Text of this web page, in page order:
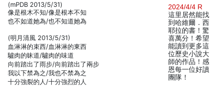
(mPDB 2013/5/31)
像是根木不知/像是根本不知
也不如道她為/也不知道她為
(明月清風 2013/5/31)
血淋淋的束西/血淋淋的東西
驢肉的昧道/驢肉的味道
向前踏出了雨步/向前踏出了兩步
我以下禁為之/我也不禁為之
十分強裂的人/十分強烈的人
2024/4/4 R
這里居然能找
到哈維爾．西
耶拉的書！驚
喜萬分！希望
能讀到更多這
位歷史小說大
師的作品！感
恩每一位好讀
團隊！